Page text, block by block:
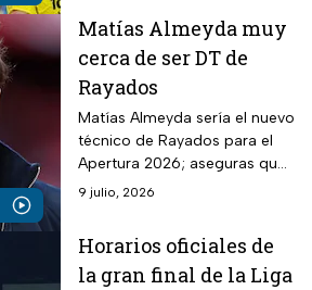
Matías Almeyda muy
cerca de ser DT de
Rayados
Matías Almeyda sería el nuevo
técnico de Rayados para el
Apertura 2026; aseguras que
podría firmar por dos años y
9 julio, 2026
Horarios oficiales de
la gran final de la Liga